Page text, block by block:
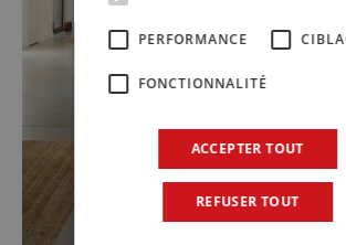
PERFORMANCE
FONCTIONNALITÉ
ACCEPTER TOUT
REFUSER TOUT